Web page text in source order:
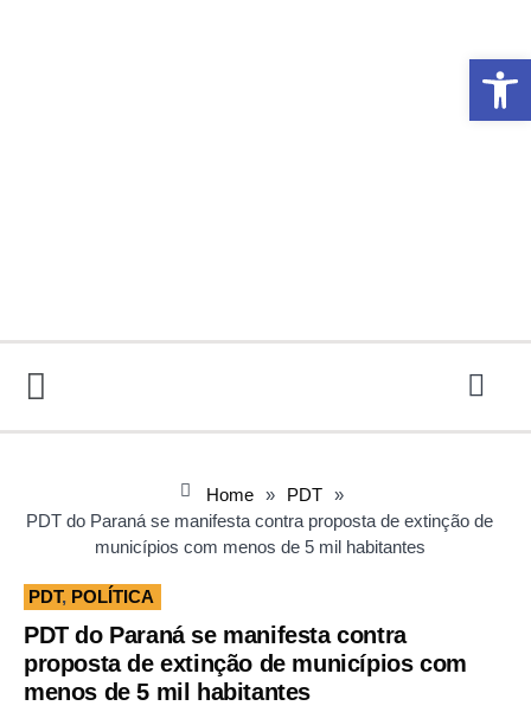
Abrir
Home » PDT
»
PDT do Paraná se manifesta contra proposta de extinção de
municípios com menos de 5 mil habitantes
PDT, POLÍTICA
PDT do Paraná se manifesta contra
proposta de extinção de municípios com
menos de 5 mil habitantes